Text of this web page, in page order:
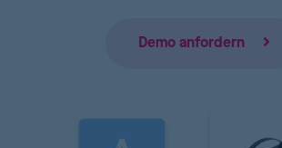
Demo anfordern